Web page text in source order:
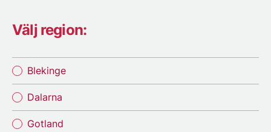
Välj region:
Blekinge
Dalarna
Gotland